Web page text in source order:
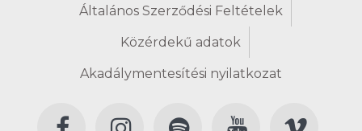
Általános Szerződési Feltételek
Közérdekű adatok
Akadálymentesítési nyilatkozat